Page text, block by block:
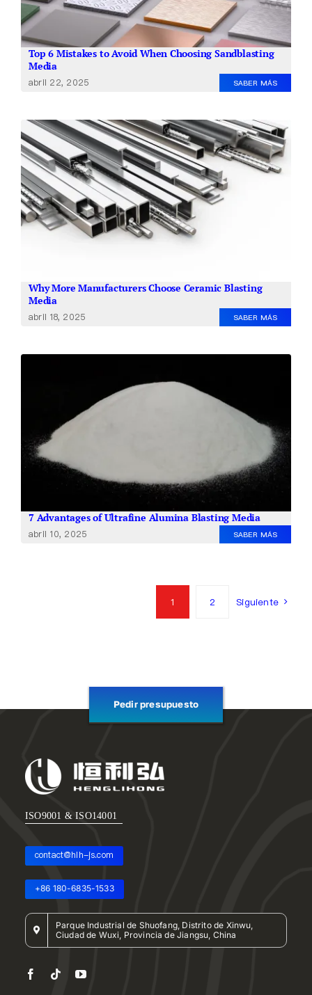
Top 6 Mistakes to Avoid When Choosing Sandblasting
Media
abril 22, 2025 SABER MÁS
Why More Manufacturers Choose Ceramic Blasting
Media
abril 18, 2025 SABER MÁS
7 Advantages of Ultrafine Alumina Blasting Media
abril 10, 2025 SABER MÁS
1 2 Siguiente
Pedir presupuesto
ISO9001 & ISO14001
contact@hlh-js.com
+86 180-6835-1533
Parque Industrial de Shuofang, Distrito de Xinwu,
Ciudad de Wuxi, Provincia de Jiangsu, China